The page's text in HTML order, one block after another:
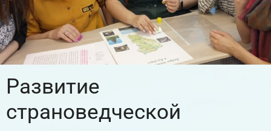
Развитие
страноведческой